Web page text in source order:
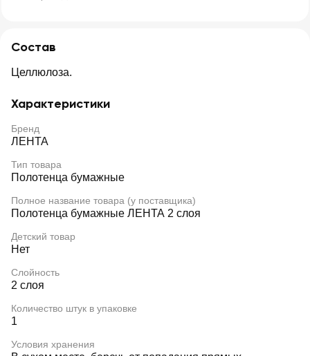
Состав
Целлюлоза.
Характеристики
Бренд
ЛЕНТА
Тип товара
Полотенца бумажные
Полное название товара (у поставщика)
Полотенца бумажные ЛЕНТА 2 слоя
Детский товар
Нет
Слойность
2 слоя
Количество штук в упаковке
1
Условия хранения